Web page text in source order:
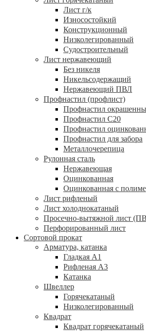
Лист г/к
Износостойкий
Конструкционный
Низколегированный
Судостроительный
Лист нержавеющий
Без никеля
Никельсодержащий
Нержавеющий ПВЛ
Профнастил (профлист)
Профнастил
Профнастил С20
Профнастил
Профнастил для забора
Металлочерепица
Рулонная сталь
Нержавеющая
Оцинкованная
Оцинкованная с
Лист рифленый
Лист холоднокатаный
Просечно-вытяжной лист
Перфорированный лист
Сортовой прокат
Арматура, катанка
Гладкая А1
Рифленая А3
Катанка
Швеллер
Горячекатаный
Низколегированный
Квадрат
Квадрат горячекатаный